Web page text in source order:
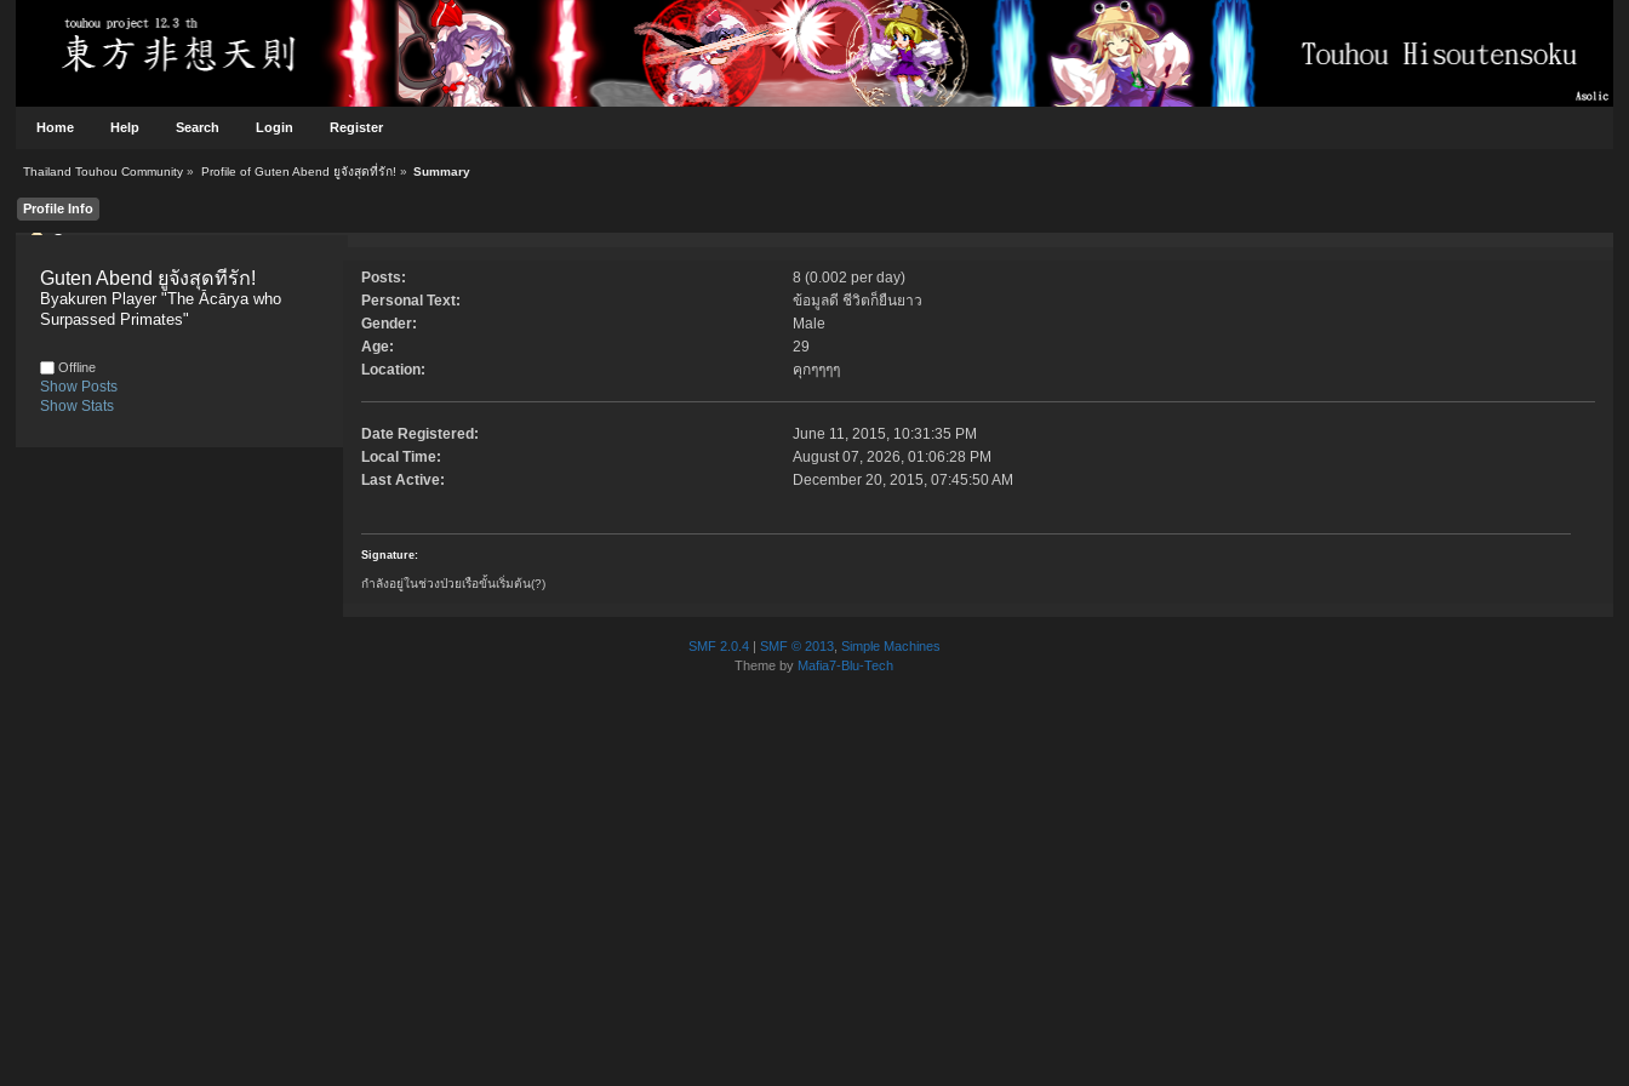
Home Help Search Login Register
Thailand Touhou Community » Profile of Guten Abend ยูจังสุดที่รัก! » Summary
Profile Info
Summary
Guten Abend ยูจังสุดที่รัก!
Byakuren Player "The Ācārya who
Surpassed Primates"
Offline
Show Posts
Show Stats
Posts:
8 (0.002 per day)
Personal Text:
ข้อมูลดี ชีวิตก็ยืนยาว
Gender:
Male
Age:
29
Location:
คุกๆๆๆๆ
Date Registered:
June 11, 2015, 10:31:35 PM
Local Time:
August 07, 2026, 01:06:28 PM
Last Active:
December 20, 2015, 07:45:50 AM
Signature:
กำลังอยู่ในช่วงป่วยเรือขั้นเริ่มต้น(?)
SMF 2.0.4| SMF © 2013, Simple Machines
Theme by Mafia7-Blu-Tech